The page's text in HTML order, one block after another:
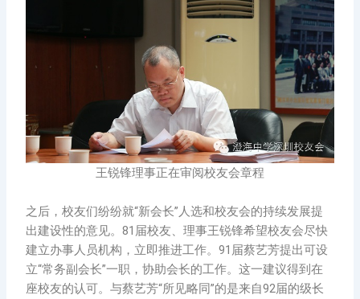
王锐锋理事正在审阅校友会章程
之后，校友们纷纷就“新会长”人选和校友会的持续发展提
出建设性的意见。81届校友、理事王锐锋希望校友会尽快
建立办事人员机构，立即推进工作。91届蔡艺芳提出可设
立“常务副会长”一职，协助会长的工作。这一建议得到在
座校友的认可。与蔡艺芳“所见略同”的是来自92届的级长